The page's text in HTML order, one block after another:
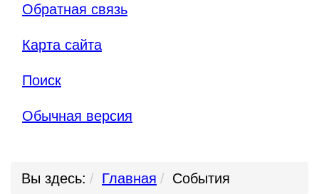
Обратная связь
Карта сайта
Поиск
Обычная версия
Вы здесь: Главная События